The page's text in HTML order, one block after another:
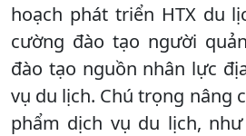
hoạch phát triển HTX du
cường đào tạo người
đào tạo nguồn nhân lực
vụ du lịch. Chú trọng nâng
phẩm dịch vụ du lịch,